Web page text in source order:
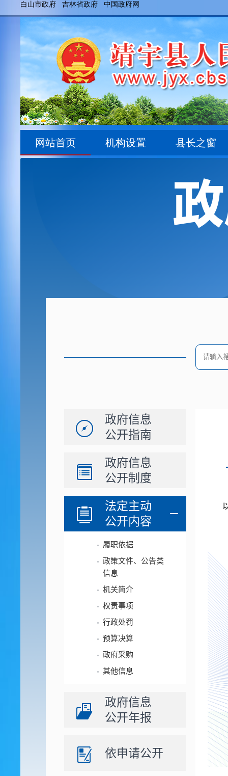
政府信息
公开指南
政府信息
公开制度
法定主动
公开内容
履职依据
政策文件、公告类
信息
机关简介
权责事项
行政处罚
预算决算
政府采购
其他信息
政府信息
公开年报
依申请公开